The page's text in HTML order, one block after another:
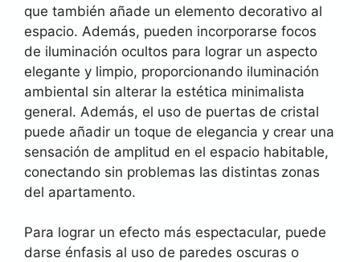
que también añade un elemento decorativo al
espacio. Además, pueden incorporarse focos
de iluminación ocultos para lograr un aspecto
elegante y limpio, proporcionando iluminación
ambiental sin alterar la estética minimalista
general. Además, el uso de puertas de cristal
puede añadir un toque de elegancia y crear una
sensación de amplitud en el espacio habitable,
conectando sin problemas las distintas zonas
del apartamento.
Para lograr un efecto más espectacular, puede
darse énfasis al uso de paredes oscuras o